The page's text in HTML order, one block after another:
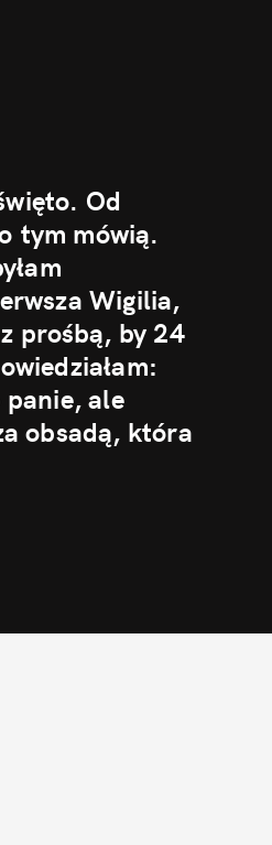
Od
tym mówią.
Wigilia,
prośbą, by 24
ale
obsadą, która